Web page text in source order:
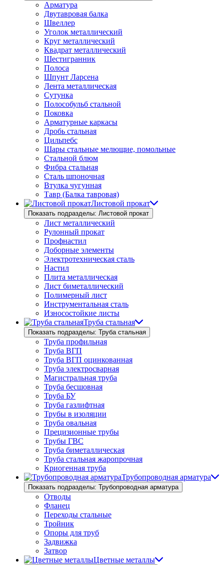
Арматура
Двутавровая балка
Швеллер
Уголок металлический
Круг металлический
Квадрат металлический
Шестигранник
Полоса
Шпунт Ларсена
Лента металлическая
Сутунка
Полособульб стальной
Поковка
Арматурные каркасы
Дробь стальная
Цильпебс
Шары стальные мелющие, помольные
Стальной блюм
Фибра стальная
Сталь шпоночная
Втулка чугунная
Тавр (Балка тавровая)
Листовой прокат
Показать подразделы: Листовой прокат
Лист металлический
Рулонный прокат
Профнастил
Доборные элементы
Электротехническая сталь
Настил
Плита металлическая
Лист биметаллический
Полимерный лист
Инструментальная сталь
Износостойкие листы
Труба стальная
Показать подразделы: Труба стальная
Труба профильная
Труба ВГП
Труба ВГП оцинкованная
Труба электросварная
Магистральная труба
Труба бесшовная
Труба БУ
Труба газлифтная
Трубы в изоляции
Труба овальная
Прецизионные трубы
Трубы ГВС
Труба биметаллическая
Труба стальная жаропрочная
Криогенная труба
Трубопроводная арматура
Показать подразделы: Трубопроводная арматура
Отводы
Фланец
Переходы стальные
Тройник
Опоры для труб
Задвижка
Затвор
Цветные металлы